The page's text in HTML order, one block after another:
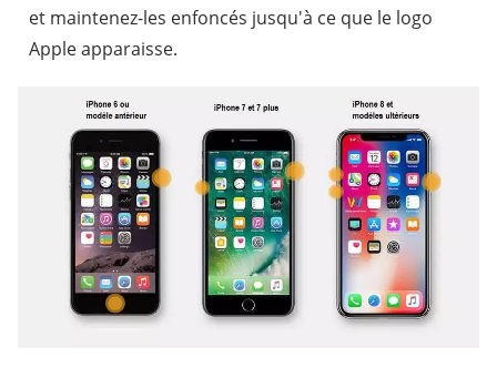
et maintenez-les enfoncés jusqu'à ce que le logo
Apple apparaisse.